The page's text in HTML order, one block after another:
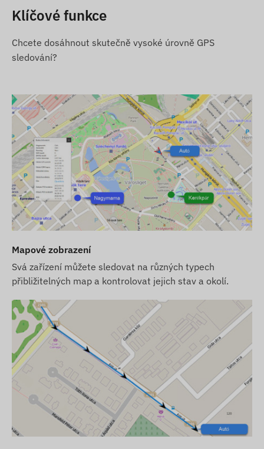
Klíčové funkce
Chcete dosáhnout skutečně vysoké úrovně GPS
sledování?
Mapové zobrazení
Svá zařízení můžete sledovat na různých typech
přibližitelných map a kontrolovat jejich stav a okolí.